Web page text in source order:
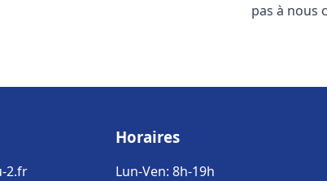
pas à nous
2.fr
Horaires
Lun-Ven: 8h-19h